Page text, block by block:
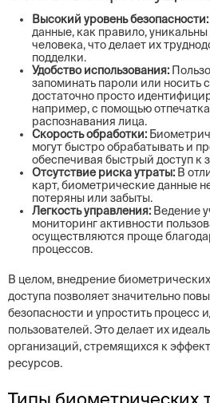
Высокий уровень безопасности:
данные, как правило,
человека, что делает их
подделки.
Удобство использования:
запоминать пароли или носить
достаточно просто
например, с помощью
распознавания лица.
Скорость обработки:
могут быстро обрабатывать и
обеспечивая быстрый доступ
Отсутствие риска утраты: В
карт, биометрические данные
потеряны или забыты.
Легкость управления: Ведение
мониторинг активности
осуществляются проще
процессов.
В целом, внедрение
доступа позволяет значительно
безопасности и упростить процесс
пользователей. Это делает их
организаций, стремящихся к
ресурсов.
Типы биометрических